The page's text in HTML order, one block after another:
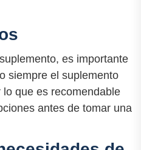
es importante
siempre el suplemento
que es recomendable
antes de tomar una